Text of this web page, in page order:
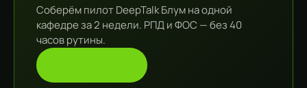
Соберём пилот DeepTalk Блум на одной
кафедре за 2 недели. РПД и ФОС — без 40
часов рутины.